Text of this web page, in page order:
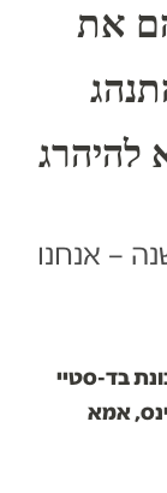
את
להיהרג
יודעים 300 שנה – אנחנו
בשכונת בד-סטיי
אמא